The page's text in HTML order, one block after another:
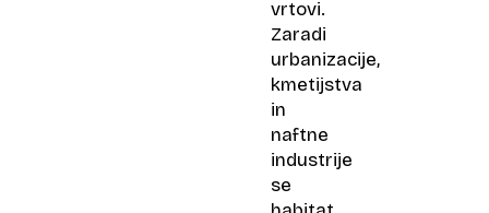
vrtovi.
Zaradi
urbanizacije,
kmetijstva
in
naftne
industrije
se